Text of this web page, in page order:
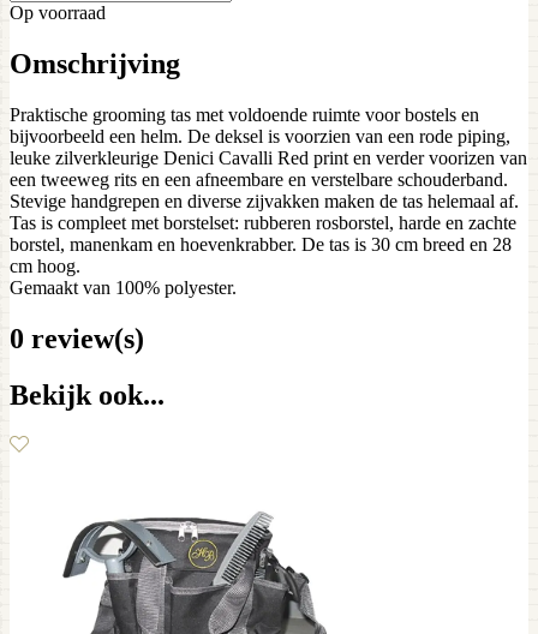
Op voorraad
Omschrijving
Praktische grooming tas met voldoende ruimte voor bostels en
bijvoorbeeld een helm. De deksel is voorzien van een rode piping,
leuke zilverkleurige Denici Cavalli Red print en verder voorizen van
een tweeweg rits en een afneembare en verstelbare schouderband.
Stevige handgrepen en diverse zijvakken maken de tas helemaal af.
Tas is compleet met borstelset: rubberen rosborstel, harde en zachte
borstel, manenkam en hoevenkrabber. De tas is 30 cm breed en 28
cm hoog.
Gemaakt van 100% polyester.
0 review(s)
Bekijk ook...